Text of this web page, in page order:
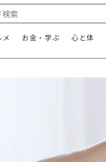
お金・学ぶ 心と体